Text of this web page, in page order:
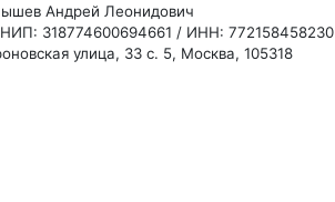
Андрей Леонидович
318774600694661 / ИНН: 772158458230
улица, 33 с. 5, Москва, 105318